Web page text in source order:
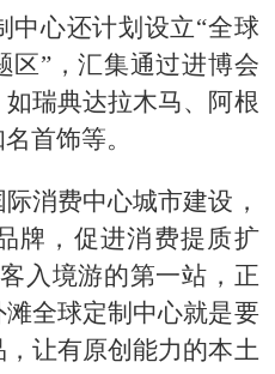
心还计划设立“全球
区”，汇集通过进博会
瑞典达拉木马、阿根
首饰等。
费中心城市建设，
牌，促进消费提质扩
入境游的第一站，正
全球定制中心就是要
让有原创能力的本土